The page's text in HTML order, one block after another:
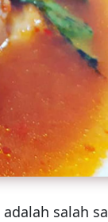
adalah salah